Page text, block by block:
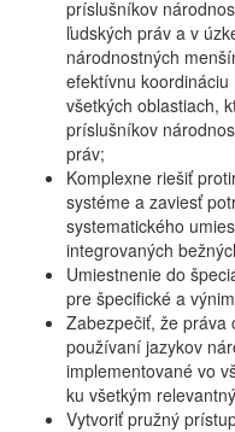
príslušníkov
ľudských práv a v
národnostných
efektívnu koordináciu
všetkých oblastiach,
príslušníkov
práv;
Komplexne riešiť
systéme a zaviesť
systematického
integrovaných
Umiestnenie do
pre špecifické a
Zabezpečiť, že práva
používaní jazykov
implementované vo
ku všetkým
Vytvoriť pružný